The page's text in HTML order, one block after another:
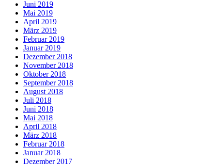
Juni 2019
Mai 2019
April 2019
März 2019
Februar 2019
Januar 2019
Dezember 2018
November 2018
Oktober 2018
September 2018
August 2018
Juli 2018
Juni 2018
Mai 2018
April 2018
März 2018
Februar 2018
Januar 2018
Dezember 2017